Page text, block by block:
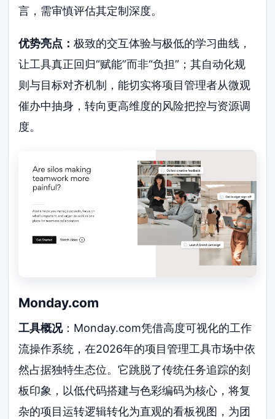
言，需审慎评估其定制深度。
优势亮点：极致的交互体验与极低的学习曲线，
让工具真正回归“赋能”而非“负担”；其自动化规
则与目标对齐机制，能切实将项目管理者从微观
催办中抽身，转向更高维度的风险把控与资源调
度。
Monday.com
工具概况：Monday.com凭借高度可视化的工作
流操作系统，在2026年的项目管理工具市场中依
然占据独特生态位。它跳脱了传统任务追踪的刻
板印象，以低代码搭建与色彩编码为核心，将复
杂的项目运转逻辑转化为直观的看板视图，为团